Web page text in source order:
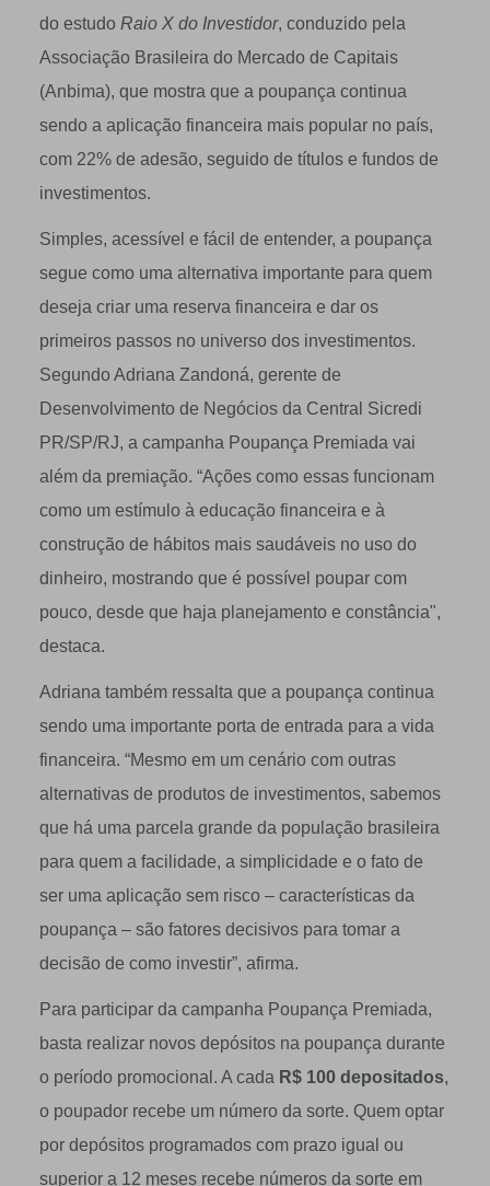
do estudo Raio X do Investidor, conduzido pela
Associação Brasileira do Mercado de Capitais
(Anbima), que mostra que a poupança continua
sendo a aplicação financeira mais popular no país,
com 22% de adesão, seguido de títulos e fundos de
investimentos.
Simples, acessível e fácil de entender, a poupança
segue como uma alternativa importante para quem
deseja criar uma reserva financeira e dar os
primeiros passos no universo dos investimentos.
Segundo Adriana Zandoná, gerente de
Desenvolvimento de Negócios da Central Sicredi
PR/SP/RJ, a campanha Poupança Premiada vai
além da premiação. “Ações como essas funcionam
como um estímulo à educação financeira e à
construção de hábitos mais saudáveis no uso do
dinheiro, mostrando que é possível poupar com
pouco, desde que haja planejamento e constância",
destaca.
Adriana também ressalta que a poupança continua
sendo uma importante porta de entrada para a vida
financeira. “Mesmo em um cenário com outras
alternativas de produtos de investimentos, sabemos
que há uma parcela grande da população brasileira
para quem a facilidade, a simplicidade e o fato de
ser uma aplicação sem risco – características da
poupança – são fatores decisivos para tomar a
decisão de como investir”, afirma.
Para participar da campanha Poupança Premiada,
basta realizar novos depósitos na poupança durante
o período promocional. A cada R$ 100 depositados,
o poupador recebe um número da sorte. Quem optar
por depósitos programados com prazo igual ou
superior a 12 meses recebe números da sorte em